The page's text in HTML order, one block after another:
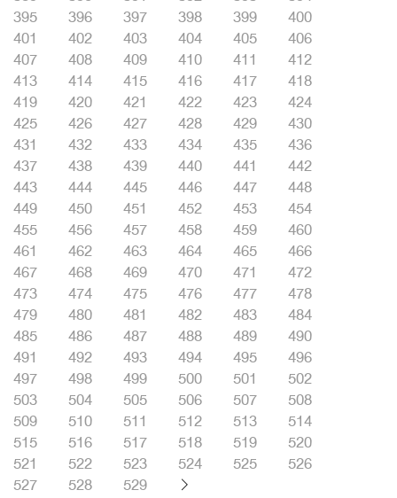
395
396 397 398 399
400
401
402 403 404 405
406
407
408 409 410 411
412
413
414 415 416 417
418
419
420 421 422 423
424
425
426 427 428 429
430
431
432 433 434 435
436
437
438 439 440 441
442
443
444 445 446 447
448
449
450 451 452 453
454
455
456 457 458 459
460
461
462 463 464 465
466
467
468 469 470 471
472
473
474 475 476 477
478
479
480 481 482 483
484
485
486 487 488 489
490
491
492 493 494 495
496
497
498 499 500 501
502
503
504 505 506 507
508
509
510 511 512 513
514
515
516 517 518 519
520
521
522 523 524 525
526
527
528 529